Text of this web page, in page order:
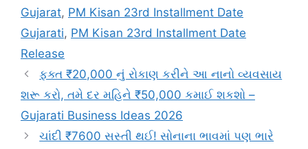
Gujarat, PM Kisan 23rd Installment Date
Gujarati, PM Kisan 23rd Installment Date
Release
ફક્ત ₹20,000 નું રોકાણ કરીને આ નાનો વ્યવસાય
શરૂ કરો, તમે દર મહિને ₹50,000 કમાઈ શકશો –
Gujarati Business Ideas 2026
ચાંદી ₹7600 સસ્તી થઈ! સોનાના ભાવમાં પણ ભારે